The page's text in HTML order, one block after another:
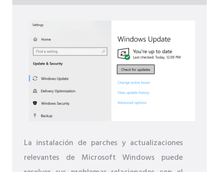
La instalación de parches y actualizaciones
relevantes de Microsoft Windows puede